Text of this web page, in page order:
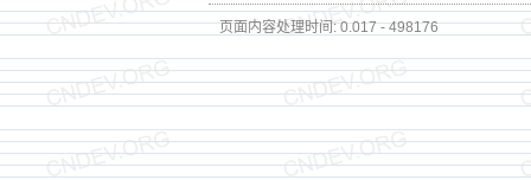
页面内容处理时间: 0.017 - 498176